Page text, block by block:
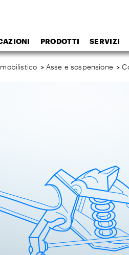
PRODOTTI SERVIZI
> Asse e sospensione >